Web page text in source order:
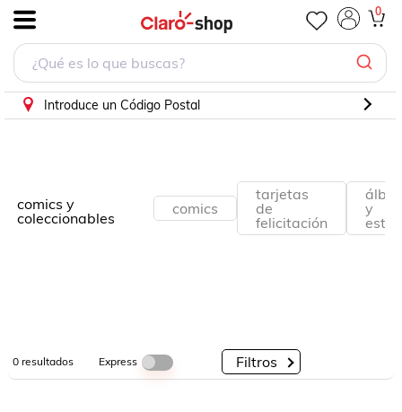
0
Introduce un Código Postal
comics y
coleccionables
comics
tarjetas
de
felicitación
y
0resultados Express Filtros
PorCategorías
PorMarcas
PorDescuento